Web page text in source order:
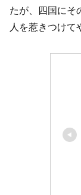
たが、四国にそ
人を惹きつけて